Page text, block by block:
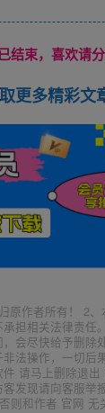
结束，喜欢请
更多精彩文
原作者所有！ 2
担相关法律责任
会尽快给予删除
法操作，一切后
请马上删除退
发现请向客服举
则和作者 官网 无